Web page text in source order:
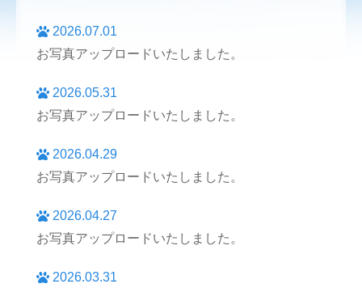
2026.07.01
お写真アップロードいたしました。
2026.05.31
お写真アップロードいたしました。
2026.04.29
お写真アップロードいたしました。
2026.04.27
お写真アップロードいたしました。
2026.03.31